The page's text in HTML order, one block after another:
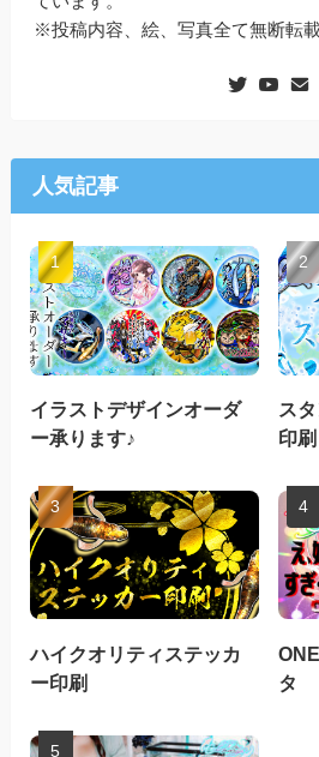
※投稿内容、絵、写真全て無断転載
人気記事
イラストデザインオーダ
ー承ります♪
ス
印刷
ハイクオリティステッカ
ー印刷
タ